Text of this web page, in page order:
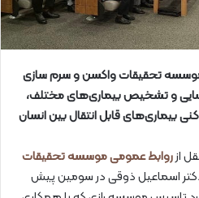
موسسه تحقیقات واکسن و سرم سازی
و تشخیص بیماری‌های مختلف،
بیماری‌های قابل انتقال بین انسان
ازروابط عمومی موسسه تحقیقات
اسماعیل ذوقی در سومین پیش